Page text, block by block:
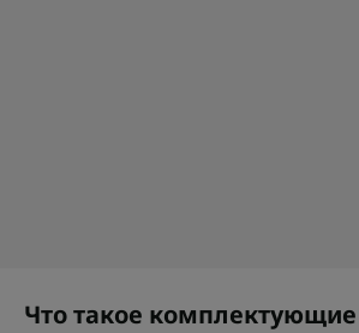
Что такое комплектующие